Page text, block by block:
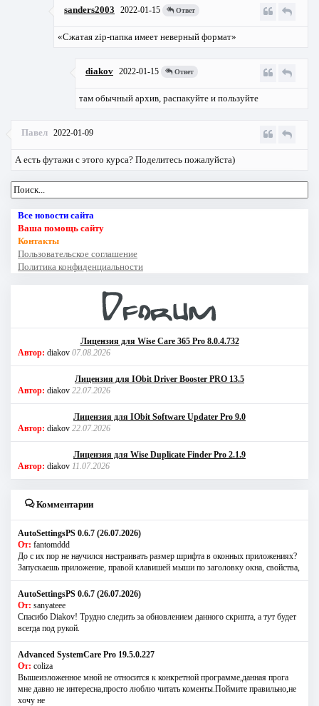
sanders2003 2022-01-15 Ответ
«Сжатая zip-папка имеет неверный формат»
diakov 2022-01-15 Ответ
там обычный архив, распакуйте и пользуйте
Павел 2022-01-09
А есть футажи с этого курса? Поделитесь пожалуйста)
Все новости сайта
Ваша помощь сайту
Контакты
Пользовательское соглашение
Политика конфиденциальности
Лицензия для Wise Care 365 Pro 8.0.4.732
Автор: diakov 07.08.2026
Лицензия для IObit Driver Booster PRO 13.5
Автор: diakov 22.07.2026
Лицензия для IObit Software Updater Pro 9.0
Автор: diakov 22.07.2026
Лицензия для Wise Duplicate Finder Pro 2.1.9
Автор: diakov 11.07.2026
Комментарии
AutoSettingsPS 0.6.7 (26.07.2026)
От: fantomddd
До с их пор не научился настраивать размер шрифта в оконных приложениях?
Запускаешь приложение, правой клавишей мыши по заголовку окна, свойства,
AutoSettingsPS 0.6.7 (26.07.2026)
От: sanyateee
Спасибо Diakov! Трудно следить за обновлением данного скрипта, а тут будет
всегда под рукой.
Advanced SystemCare Pro 19.5.0.227
От: coliza
Вышеизложенное мной не относится к конкретной программе,данная прога
мне давно не интересна,просто люблю читать коменты.Поймите правильно,не
хочу не